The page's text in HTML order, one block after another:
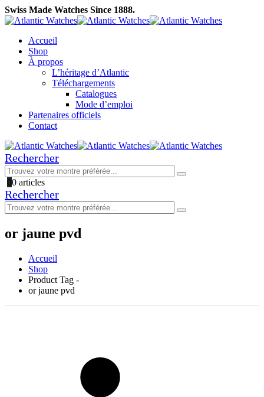
Swiss Made Watches Since 1888.
Accueil
Shop
À propos
L’héritage d’Atlantic
Téléchargements
Catalogues
Mode d’emploi
Partenaires officiels
Contact
Rechercher
00 articles
Rechercher
or jaune pvd
Accueil
Shop
Product Tag -
or jaune pvd